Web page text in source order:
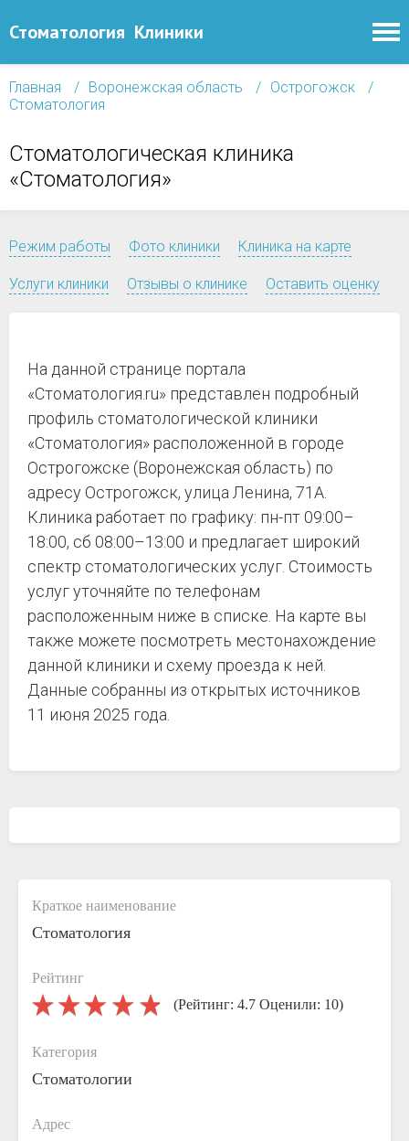
Стоматология Клиники
Главная Воронежская область
Острогожск
Стоматология
Стоматологическая клиника
«Стоматология»
Режим работы Фото клиники Клиника на карте
Услуги клиники Отзывы о клинике Оставить оценку
На данной странице портала
«Стоматология.ru» представлен подробный
профиль стоматологической клиники
«Стоматология» расположенной в городе
Острогожске (Воронежская область) по
адресу Острогожск, улица Ленина, 71А.
Клиника работает по графику: пн-пт 09:00–
18:00, сб 08:00–13:00 и предлагает широкий
спектр стоматологических услуг. Стоимость
услуг уточняйте по телефонам
расположенным ниже в списке. На карте вы
также можете посмотреть местонахождение
данной клиники и схему проезда к ней.
Данные собранны из открытых источников
11 июня 2025 года.
Краткое наименование
Стоматология
Рейтинг
(Рейтинг: 4.7 Оценили: 10)
Категория
Стоматологии
Адрес